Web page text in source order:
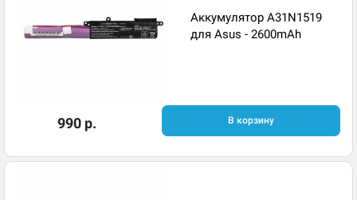
Аккумулятор A31N1519
для Asus - 2600mAh
990 р. В корзину